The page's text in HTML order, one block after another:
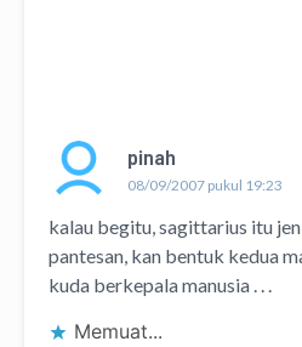
pinah
08/09/2007 pukul 19:23
kalau begitu, sagittarius itu
pantesan, kan bentuk kedua
kuda berkepala manusia . . .
Memuat...